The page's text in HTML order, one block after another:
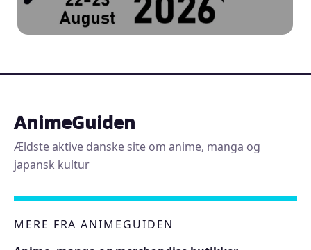
AnimeGuiden
Ældste aktive danske site om anime, manga og
japansk kultur
MERE FRA ANIMEGUIDEN